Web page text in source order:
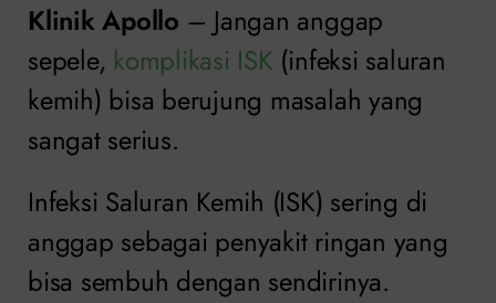
Klinik Apollo – Jangan anggap
sepele, komplikasi ISK (infeksi saluran
kemih) bisa berujung masalah yang
sangat serius.
Infeksi Saluran Kemih (ISK) sering di
anggap sebagai penyakit ringan yang
bisa sembuh dengan sendirinya.